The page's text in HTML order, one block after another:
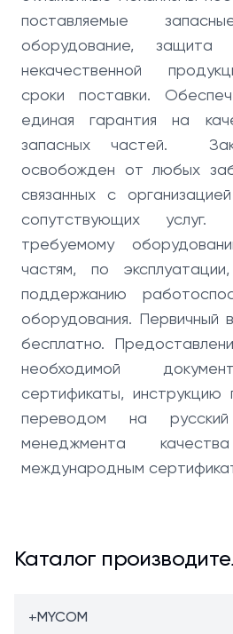
поставляемые
оборудование,
некачественной
сроки поставки.
единая гарантия на
запасных частей.
освобожден от любых
связанных с
сопутствующих услуг.
требуемому
частям, по
поддержанию
оборудования. Первичный
бесплатно.
необходимой
сертификаты, инструкцию
переводом на
менеджмента
международным
Каталог
+MYCOM